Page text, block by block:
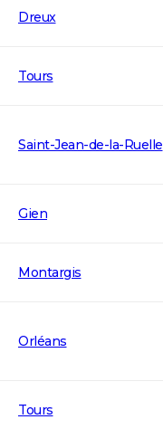
Dreux
Tours
Saint-Jean-de-la-Ruelle
Gien
Montargis
Orléans
Tours